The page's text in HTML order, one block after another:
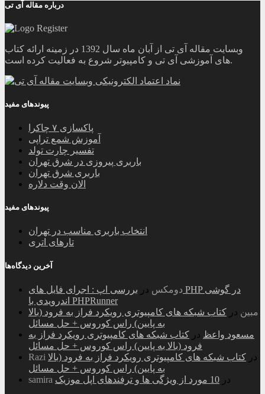
درباره مقاله آی تی
وبسایت مقاله آی تی از آبان ماه سال 1392 در زمینه ارائه کتاب
های آموزشی آی تی و کامپیوتر شروع به فعالیت کرده است.
پیوندهای مفید
پاکسازی ۷ چاکرا
آموزش شمع تراپی
تفسیر چارت تولد
باربری پیروزی در شرق تهران
باربری شرق تهران
الان وقت دلاره
پیوندهای مفید
انتخاب باربری مناسب در تهران
تارهای اتری
آخرین دیدگاه‌ها
دومکس در بررسی اپ : اجرای فایل های PHP در گوشی
اندرویدی با PHPRunner
مبین در کتاب شبکه های کامپیوتری رویکرد فراز به فرود (بالا
به پایین) راس کوروس + حل مسائل
مسعود واعظ در کتاب شبکه های کامپیوتری رویکرد فراز به
فرود (بالا به پایین) راس کوروس + حل مسائل
Razi
در کتاب شبکه های کامپیوتری رویکرد فراز به فرود (بالا
به پایین) راس کوروس + حل مسائل
samira
در 10 مورد از ویژگی ها و ترفندهای اپل موزیک